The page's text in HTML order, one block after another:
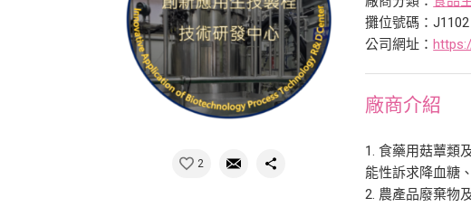
2
攤位號碼：J1102
公司網址：
廠商介紹
1. 食藥用菇蕈類
能性訴求降血糖
2. 農產品廢棄物